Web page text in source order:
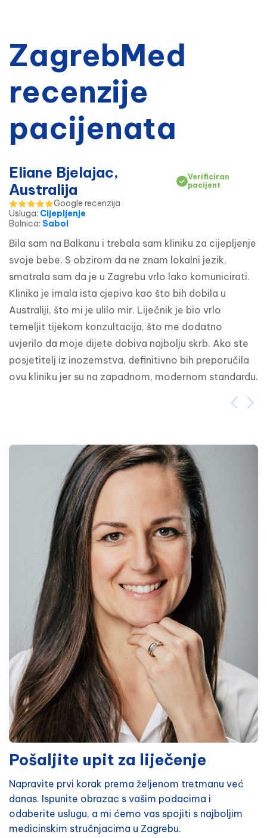
ZagrebMed
recenzije
pacijenata
Eliane Bjelajac,
Australija
Verificiran
pacijent
Google recenzija
Usluga: Cijepljenje
Bolnica: Sabol
Bila sam na Balkanu i trebala sam kliniku za cijepljenje
svoje bebe. S obzirom da ne znam lokalni jezik,
smatrala sam da je u Zagrebu vrlo lako komunicirati.
Klinika je imala ista cjepiva kao što bih dobila u
Australiji, što mi je ulilo mir. Liječnik je bio vrlo
temeljit tijekom konzultacija, što me dodatno
uvjerilo da moje dijete dobiva najbolju skrb. Ako ste
posjetitelj iz inozemstva, definitivno bih preporučila
ovu kliniku jer su na zapadnom, modernom standardu.
Pošaljite upit za liječenje
Napravite prvi korak prema željenom tretmanu već
danas. Ispunite obrazac s vašim podacima i
odaberite uslugu, a mi ćemo vas spojiti s najboljim
medicinskim stručnjacima u Zagrebu.